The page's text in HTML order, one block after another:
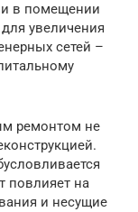
в помещении
увеличения
сетей –
ремонтом не
повлияет на
и несущие